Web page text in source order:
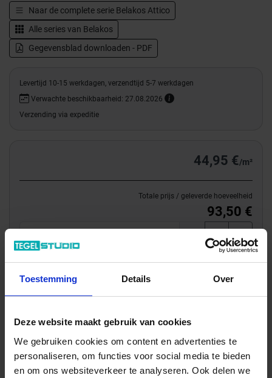
Toestemming Details Over
Deze website maakt gebruik van cookies
We gebruiken cookies om content en advertenties te
personaliseren, om functies voor social media te bieden
en om ons websiteverkeer te analyseren. Ook delen we
Naar de complete serie Belakos Attico
Alle series van Belakos
Gegevensblad downloaden - PDF
Levertijd 10-15 werkdagen, verzendtijd 5-7 werkdagen
Verwachte beschikbaarheid: 27.08.2026
Verzending via expeditie
44,95 €/m²
Totale prijs / geleverde hoeveelheid
93,50 €
In het winkelmandje
Of een monster bestellen?